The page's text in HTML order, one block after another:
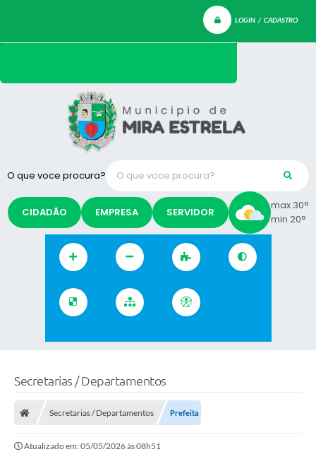
LOGIN / CADASTRO
O que voce procura?
CIDADÃO EMPRESA SERVIDOR
max 30°
min 20°
Secretarias / Departamentos
Secretarias / Departamentos Prefeita
Atualizado em: 05/05/2026 às 08h51